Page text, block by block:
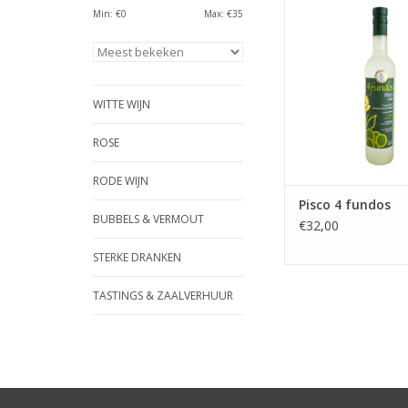
Min: €0 Max: €35
WITTE WIJN
ROSE
RODE WIJN
BUBBELS & VERMOUT
STERKE DRANKEN
TASTINGS & ZAALVERHUUR
op basis van
geselecteerde
gedijen in warme
klimaten.
TOEVOEGEN AAN
Pisco 4 fundos
€32,00